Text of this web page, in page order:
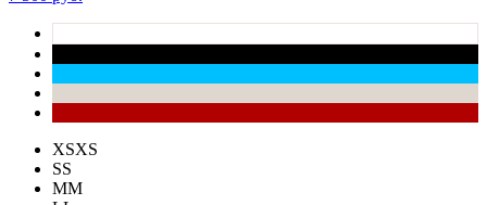
XSXS
SS
MM